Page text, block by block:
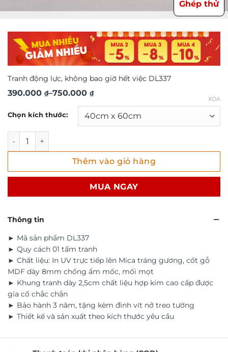
Ghép thử
Tranh động lực, không bao giờ hết việc DL337
390.000 ₫–750.000 ₫
Khoảng
390.000 ₫
đến
750.000 ₫
Chọn kích thước:
XÓA
Tranh động lực, không bao giờ hết việc DL337 số lượng
Thêm vào giỏ hàng
MUA NGAY
Thông tin
► Mã sản phẩm DL337
► Quy cách 01 tấm tranh
► Chất liệu: In UV trực tiếp lên Mica tráng gương, cốt gỗ
MDF dày 8mm chống ẩm mốc, mối mọt
► Khung tranh dày 2,5cm chất liệu hợp kim cao cấp được
gia cố chắc chắn
► Bảo hành 3 năm, tặng kèm đinh vít nở treo tường
► Thiết kế và sản xuất theo kích thước yêu cầu